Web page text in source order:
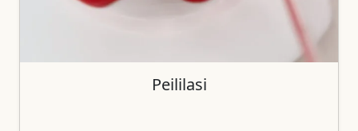
Peililasi